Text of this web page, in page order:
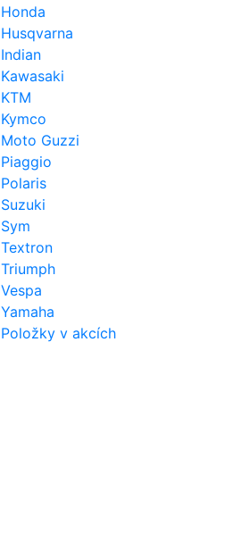
Honda
Husqvarna
Indian
Kawasaki
KTM
Kymco
Moto Guzzi
Piaggio
Polaris
Suzuki
Sym
Textron
Triumph
Vespa
Yamaha
Položky v akcích